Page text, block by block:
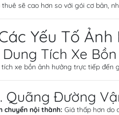
thuê sẽ cao hơn so với gói cơ bản,
Yếu Tố
Dung Tích Xe Bồn
xe bồn ảnh hưởng trực tiếp đến
Quãng Đường
chuyển nội thành: Giá thấp hơn do